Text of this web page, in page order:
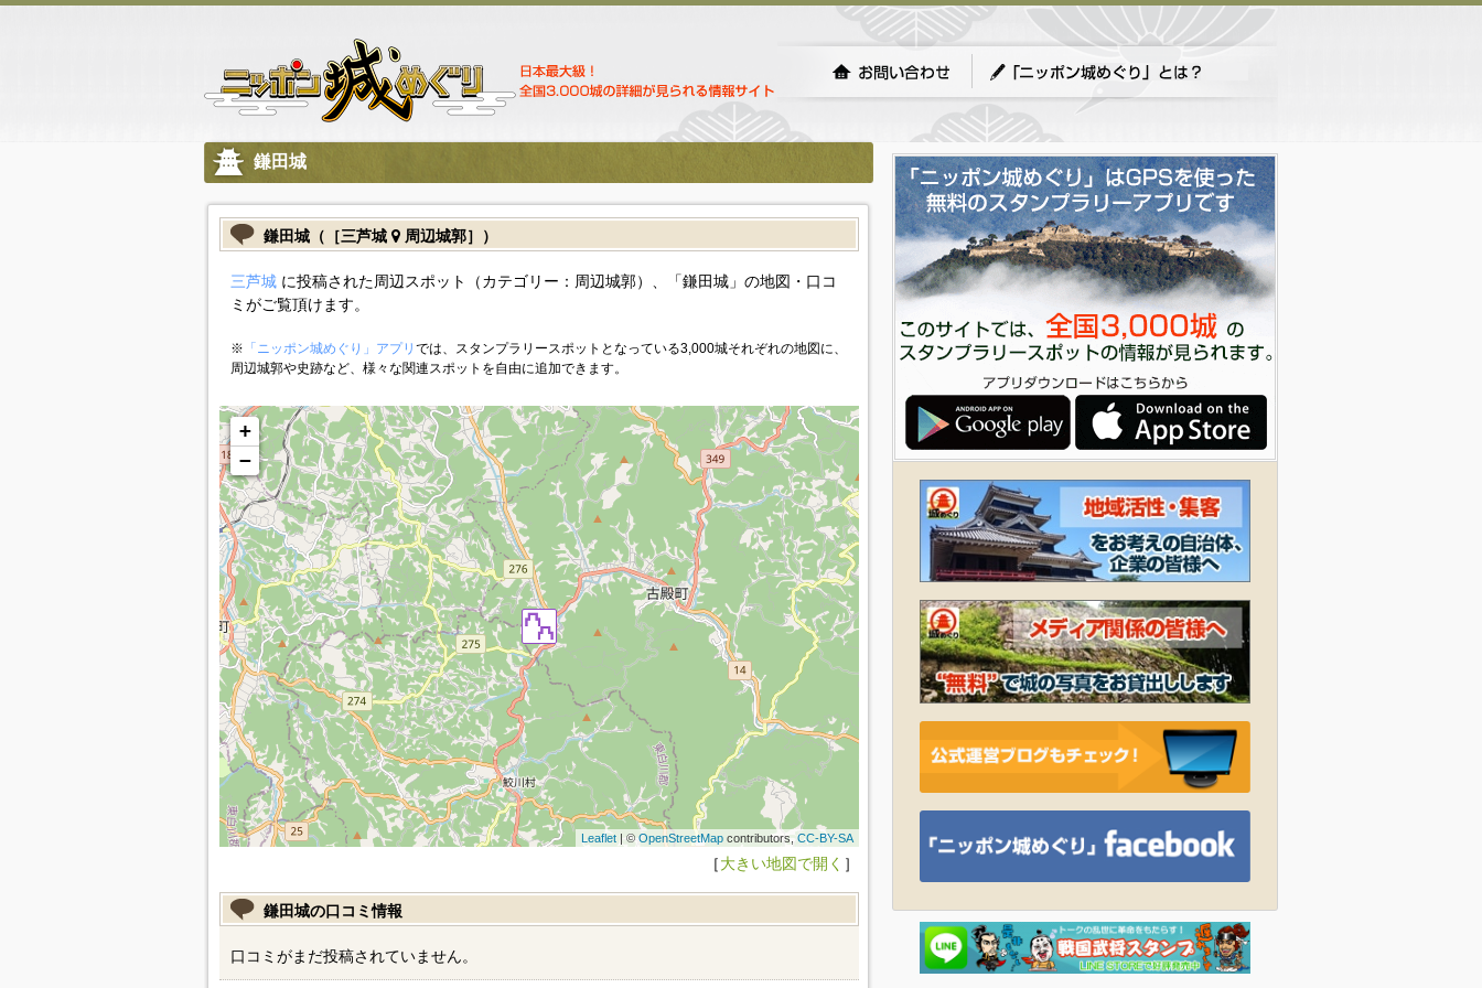
鎌田城
鎌田城（［三芦城 周辺城郭］）
三芦城に投稿された周辺スポット（カテゴリー：周辺城郭）、「鎌田城」の地図・口コ
ミがご覧頂けます。
※ 「ニッポン城めぐり」アプリ では、スタンプラリースポットとなっている3,000城それぞれの地図に、
周辺城郭や史跡など、様々な関連スポットを自由に追加できます。
+
−
Leaflet| © OpenStreetMapcontributors, CC-BY-SA
［大きい地図で開く ］
鎌田城の口コミ情報
口コミがまだ投稿されていません。